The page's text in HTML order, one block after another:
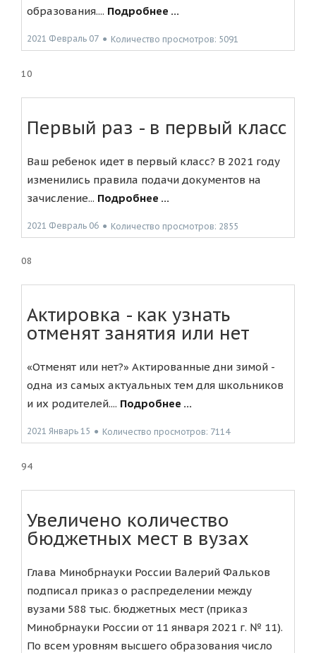
образования.... Подробнее ...
2021 Февраль 07 ● Количество просмотров: 5091
10
Первый раз - в первый класс
Ваш ребенок идет в первый класс? В 2021 году
изменились правила подачи документов на
зачисление... Подробнее ...
2021 Февраль 06 ● Количество просмотров: 2855
08
Актировка - как узнать
отменят занятия или нет
«Отменят или нет?» Актированные дни зимой -
одна из самых актуальных тем для школьников
и их родителей.... Подробнее ...
2021 Январь 15 ● Количество просмотров: 7114
94
Увеличено количество
бюджетных мест в вузах
Глава Минобрнауки России Валерий Фальков
подписал приказ о распределении между
вузами 588 тыс. бюджетных мест (приказ
Минобрнауки России от 11 января 2021 г. № 11).
По всем уровням высшего образования число